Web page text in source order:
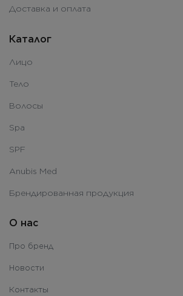
Доставка и оплата
Каталог
Лицо
Тело
Волосы
Spa
SPF
Anubis Med
Брендированная продукция
О нас
Про бренд
Новости
Контакты